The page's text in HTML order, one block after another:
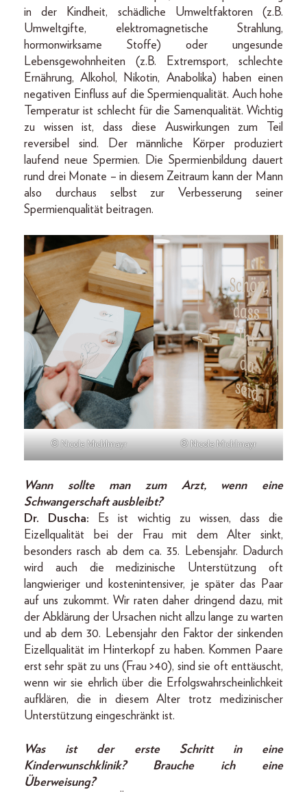
in der Kindheit, schädliche Umweltfaktoren (z.B.
Umweltgifte, elektromagnetische Strahlung,
hormonwirksame Stoffe) oder ungesunde
Lebensgewohnheiten (z.B. Extremsport, schlechte
Ernährung, Alkohol, Nikotin, Anabolika) haben einen
negativen Einfluss auf die Spermienqualität. Auch hohe
Temperatur ist schlecht für die Samenqualität. Wichtig
zu wissen ist, dass diese Auswirkungen zum Teil
reversibel sind. Der männliche Körper produziert
laufend neue Spermien. Die Spermienbildung dauert
rund drei Monate – in diesem Zeitraum kann der Mann
also durchaus selbst zur Verbesserung seiner
Spermienqualität beitragen.
© Nicole Michlmayr © Nicole Michlmayr
Wann sollte man zum Arzt, wenn eine
Schwangerschaft ausbleibt?
Dr. Duscha: Es ist wichtig zu wissen, dass die
Eizellqualität bei der Frau mit dem Alter sinkt,
besonders rasch ab dem ca. 35. Lebensjahr. Dadurch
wird auch die medizinische Unterstützung oft
langwieriger und kostenintensiver, je später das Paar
auf uns zukommt. Wir raten daher dringend dazu, mit
der Abklärung der Ursachen nicht allzu lange zu warten
und ab dem 30. Lebensjahr den Faktor der sinkenden
Eizellqualität im Hinterkopf zu haben. Kommen Paare
erst sehr spät zu uns (Frau >40), sind sie oft enttäuscht,
wenn wir sie ehrlich über die Erfolgswahrscheinlichkeit
aufklären, die in diesem Alter trotz medizinischer
Unterstützung eingeschränkt ist.
Was ist der erste Schritt in eine
Kinderwunschklinik? Brauche ich eine
Überweisung?